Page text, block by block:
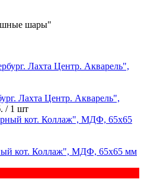
шары"
Лахта Центр. Акварель",
/ 1 шт
кот. Коллаж", МДФ, 65х65 мм